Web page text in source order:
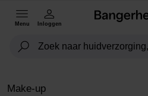
Menu Inloggen
Make-up